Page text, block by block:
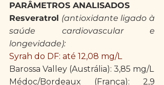
PARÂMETROS ANALISADOS
Resveratrol (antioxidante ligado à
saúde cardiovascular e
longevidade):
Syrah do DF: até 12,08 mg/L
Barossa Valley (Austrália): 3,85 mg/L
Médoc/Bordeaux (França): 2,9